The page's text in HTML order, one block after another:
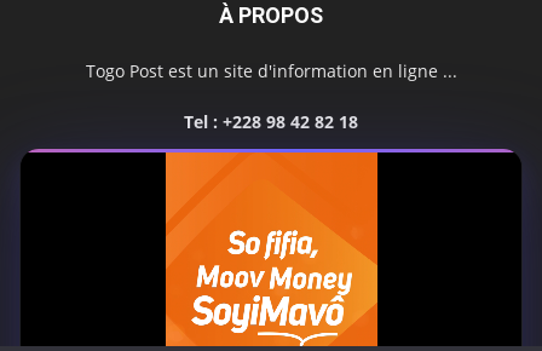
À PROPOS
Togo Post est un site d'information en ligne ...
Tel : +228 98 42 82 18
SUIVEZ NOUS